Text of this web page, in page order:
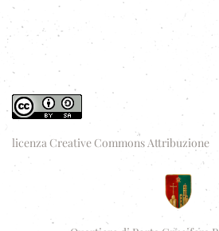
licenza Creative Commons Attribuzione